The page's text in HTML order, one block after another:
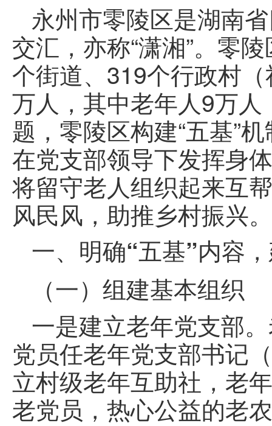
永州市零陵区是湖南
交汇，亦称“潇湘”。零
个街道、319个行政村
万人，其中老年人9万
题，零陵区构建“五基”
在党支部领导下发挥身
将留守老人组织起来互
风民风，助推乡村振兴。
一、明确“五基”内容
（一）组建基本组织
一是建立老年党支部
党员任老年党支部书记
立村级老年互助社，老
老党员，热心公益的老